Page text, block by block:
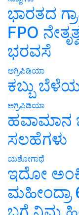
ಭಾರತದ
FPO
ಭರವಸೆ
ಅಗ್ರಿಪಿಡಿಯಾ
ಕಬ್ಬು
ಅಗ್ರಿಪಿಡಿಯಾ
ಹವಾಮಾನ
ಸಲಹೆಗಳು
ಯಶೋಗಾಥೆ
ಇದೋ
ಮಹೀಂದ್ರಾ
ಬಗ್ಗೆ ನಿಮ್ಮ